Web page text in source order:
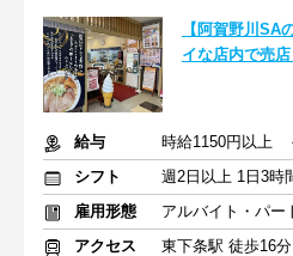
【阿賀野川SA
イな店内で売
給与
時給1150円以上
シフト
雇用形態
アルバイト・パー
アクセス
東下条駅 徒歩16分